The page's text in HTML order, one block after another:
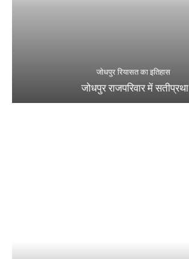
जोधपुर रियासत का इतिहास
जोधपुर राजपरिवार में सतीप्रथा